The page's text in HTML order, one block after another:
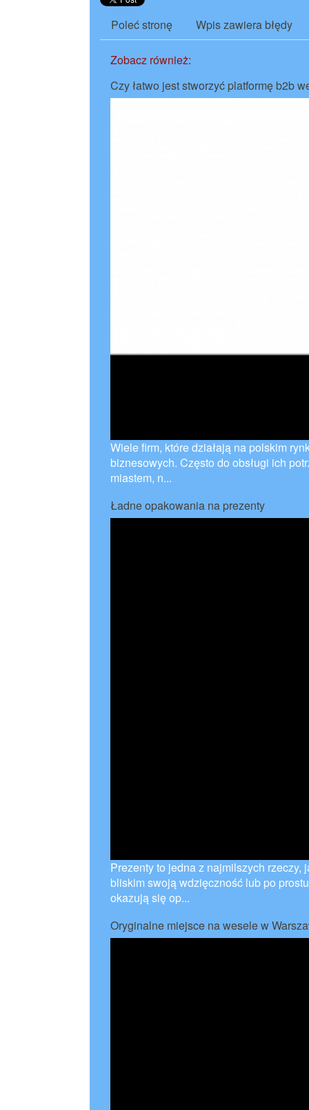
Poleć stronę Wpis zawiera błędy
Zobacz również:
Czy łatwo jest stworzyć platformę b2b
Wiele firm, które działają na polskim
biznesowych. Często do obsługi ich
miastem, n...
Ładne opakowania na prezenty
Prezenty to jedna z najmilszych
bliskim swoją wdzięczność lub po
okazują się op...
Oryginalne miejsce na wesele w